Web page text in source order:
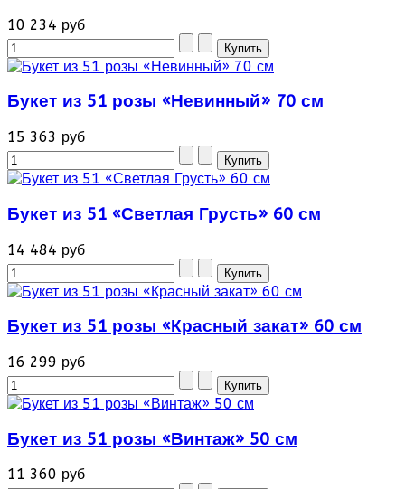
10 234 руб
Букет из 51 розы «Невинный» 70 см
15 363 руб
Букет из 51 «Светлая Грусть» 60 см
14 484 руб
Букет из 51 розы «Красный закат» 60 см
16 299 руб
Букет из 51 розы «Винтаж» 50 см
11 360 руб